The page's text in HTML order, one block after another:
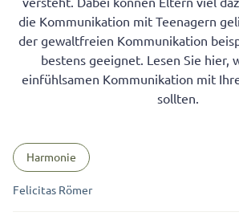
die Kommunikation mit Teenagern
der gewaltfreien Kommunikation
bestens geeignet. Lesen Sie hier,
einfühlsamen Kommunikation mit
sollten.
Harmonie
Felicitas Römer